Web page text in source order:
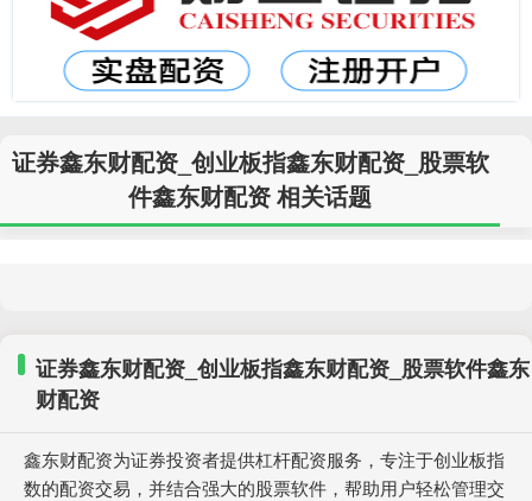
证券鑫东财配资_创业板指鑫东财配资_股票软
件鑫东财配资 相关话题
证券鑫东财配资_创业板指鑫东财配资_股票软件鑫东
财配资
鑫东财配资为证券投资者提供杠杆配资服务，专注于创业板指
数的配资交易，并结合强大的股票软件，帮助用户轻松管理交